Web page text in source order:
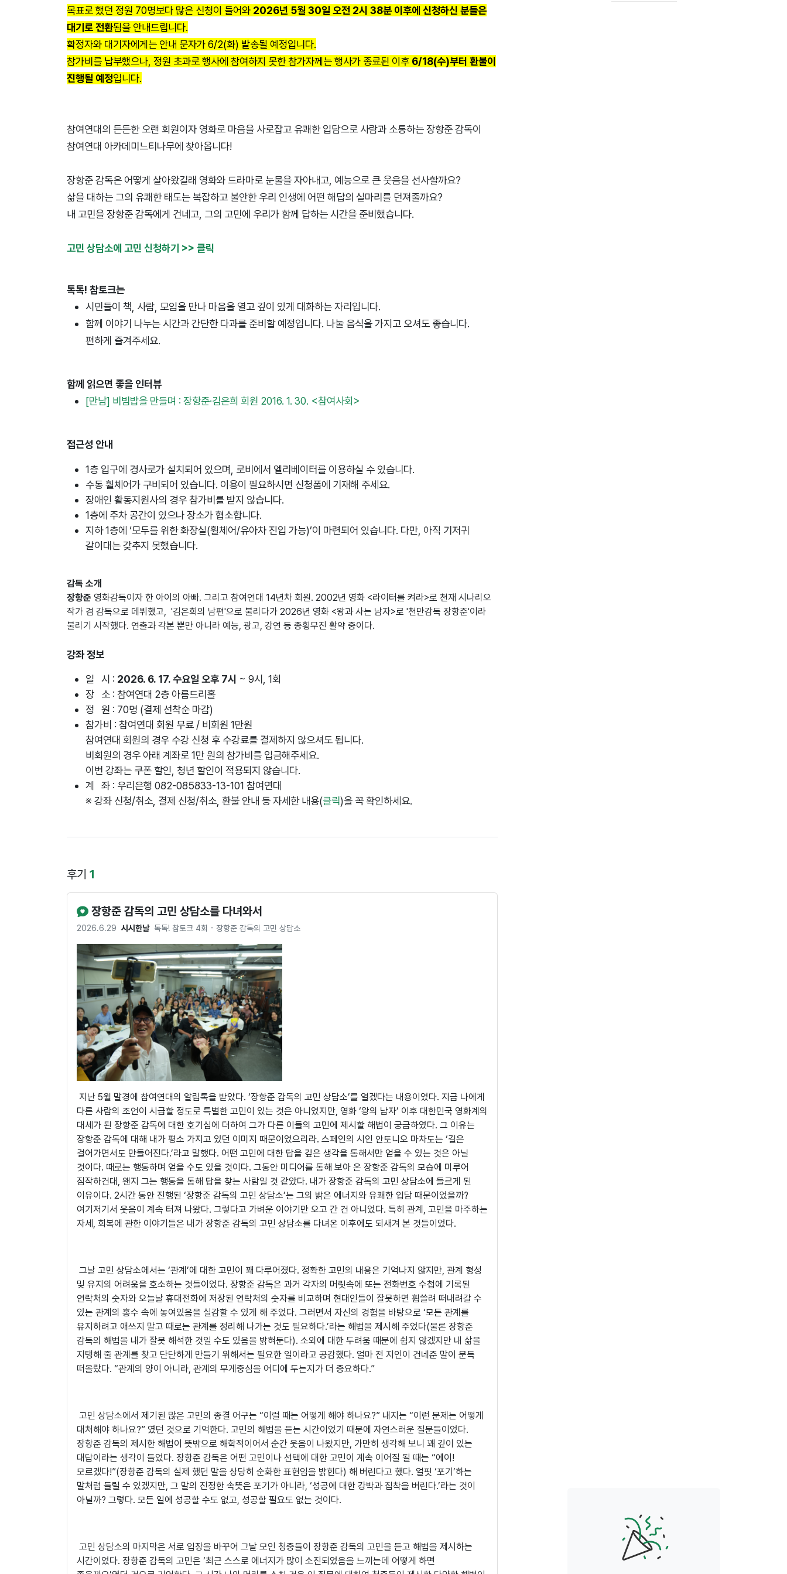
목표로 했던 정원 70명보다 많은 신청이 들어와 2026년 5월 30일 오전 2시 38분 이후에 신청하신 분들은
대기로 전환됨을 안내드립니다.
확정자와 대기자에게는 안내 문자가 6/2(화) 발송될 예정입니다.
참가비를 납부했으나, 정원 초과로 행사에 참여하지 못한 참가자께는 행사가 종료된 이후 6/18(수)부터 환불이
진행될 예정입니다.
참여연대의 든든한 오랜 회원이자 영화로 마음을 사로잡고 유쾌한 입담으로 사람과 소통하는 장항준 감독이
참여연대 아카데미느티나무에 찾아옵니다!
장항준 감독은 어떻게 살아왔길래 영화와 드라마로 눈물을 자아내고, 예능으로 큰 웃음을 선사할까요?
삶을 대하는 그의 유쾌한 태도는 복잡하고 불안한 우리 인생에 어떤 해답의 실마리를 던져줄까요?
내 고민을 장항준 감독에게 건네고, 그의 고민에 우리가 함께 답하는 시간을 준비했습니다.
고민 상담소에 고민 신청하기 >> 클릭
톡톡! 참토크는
시민들이 책, 사람, 모임을 만나 마음을 열고 깊이 있게 대화하는 자리입니다.
함께 이야기 나누는 시간과 간단한 다과를 준비할 예정입니다. 나눌 음식을 가지고 오셔도 좋습니다.
편하게 즐겨주세요.
함께 읽으면 좋을 인터뷰
[만남] 비빔밥을 만들며 : 장항준·김은희 회원 2016. 1. 30. <참여사회>
접근성 안내
1층 입구에 경사로가 설치되어 있으며, 로비에서 엘리베이터를 이용하실 수 있습니다.
수동 휠체어가 구비되어 있습니다. 이용이 필요하시면 신청폼에 기재해 주세요.
장애인 활동지원사의 경우 참가비를 받지 않습니다.
1층에 주차 공간이 있으나 장소가 협소합니다.
지하 1층에 ‘모두를 위한 화장실(휠체어/유아차 진입 가능)’이 마련되어 있습니다. 다만, 아직 기저귀
갈이대는 갖추지 못했습니다.
감독 소개
장항준 영화감독이자 한 아이의 아빠. 그리고 참여연대 14년차 회원. 2002년 영화 <라이터를 켜라>로 천재 시나리오
작가 겸 감독으로 데뷔했고, '김은희의 남편'으로 불리다가 2026년 영화 <왕과 사는 남자>로 '천만감독 장항준'이라
불리기 시작했다. 연출과 각본 뿐만 아니라 예능, 광고, 강연 등 종횡무진 활약 중이다.
강좌 정보
일 시 : 2026. 6. 17. 수요일 오후 7시 ~ 9시, 1회
장 소 : 참여연대 2층 아름드리홀
정 원 : 70명 (결제 선착순 마감)
참가비 : 참여연대 회원 무료 / 비회원 1만원
참여연대 회원의 경우 수강 신청 후 수강료를 결제하지 않으셔도 됩니다.
비회원의 경우 아래 계좌로 1만 원의 참가비를 입금해주세요.
이번 강좌는 쿠폰 할인, 청년 할인이 적용되지 않습니다.
계 좌 : 우리은행 082-085833-13-101 참여연대
※ 강좌 신청/취소, 결제 신청/취소, 환불 안내 등 자세한 내용(클릭)을 꼭 확인하세요.
후기 1
장항준 감독의 고민 상담소를 다녀와서
2026.6.29 시시한날 톡톡! 참토크 4회 - 장항준 감독의 고민 상담소
지난 5월 말경에 참여연대의 알림톡을 받았다. ‘장항준 감독의 고민 상담소’를 열겠다는 내용이었다. 지금 나에게
다른 사람의 조언이 시급할 정도로 특별한 고민이 있는 것은 아니었지만, 영화 ‘왕의 남자’ 이후 대한민국 영화계의
대세가 된 장항준 감독에 대한 호기심에 더하여 그가 다른 이들의 고민에 제시할 해법이 궁금하였다. 그 이유는
장항준 감독에 대해 내가 평소 가지고 있던 이미지 때문이었으리라. 스페인의 시인 안토니오 마차도는 ‘길은
걸어가면서도 만들어진다.’라고 말했다. 어떤 고민에 대한 답을 깊은 생각을 통해서만 얻을 수 있는 것은 아닐
것이다. 때로는 행동하며 얻을 수도 있을 것이다. 그동안 미디어를 통해 보아 온 장항준 감독의 모습에 미루어
짐작하건대, 왠지 그는 행동을 통해 답을 찾는 사람일 것 같았다. 내가 장항준 감독의 고민 상담소에 들르게 된
이유이다. 2시간 동안 진행된 ‘장항준 감독의 고민 상담소’는 그의 밝은 에너지와 유쾌한 입담 때문이었을까?
여기저기서 웃음이 계속 터져 나왔다. 그렇다고 가벼운 이야기만 오고 간 건 아니었다. 특히 관계, 고민을 마주하는
자세, 회복에 관한 이야기들은 내가 장항준 감독의 고민 상담소를 다녀온 이후에도 되새겨 본 것들이었다.
그날 고민 상담소에서는 ‘관계’에 대한 고민이 꽤 다루어졌다. 정확한 고민의 내용은 기억나지 않지만, 관계 형성
및 유지의 어려움을 호소하는 것들이었다. 장항준 감독은 과거 각자의 머릿속에 또는 전화번호 수첩에 기록된
연락처의 숫자와 오늘날 휴대전화에 저장된 연락처의 숫자를 비교하며 현대인들이 잘못하면 휩쓸려 떠내려갈 수
있는 관계의 홍수 속에 놓여있음을 실감할 수 있게 해 주었다. 그러면서 자신의 경험을 바탕으로 ‘모든 관계를
유지하려고 애쓰지 말고 때로는 관계를 정리해 나가는 것도 필요하다.’라는 해법을 제시해 주었다(물론 장항준
감독의 해법을 내가 잘못 해석한 것일 수도 있음을 밝혀둔다). 소외에 대한 두려움 때문에 쉽지 않겠지만 내 삶을
지탱해 줄 관계를 찾고 단단하게 만들기 위해서는 필요한 일이라고 공감했다. 얼마 전 지인이 건네준 말이 문득
떠올랐다. “관계의 양이 아니라, 관계의 무게중심을 어디에 두는지가 더 중요하다.”
고민 상담소에서 제기된 많은 고민의 종결 어구는 “이럴 때는 어떻게 해야 하나요?” 내지는 “이런 문제는 어떻게
대처해야 하나요?” 였던 것으로 기억한다. 고민의 해법을 듣는 시간이었기 때문에 자연스러운 질문들이었다.
장항준 감독의 제시한 해법이 뜻밖으로 해학적이어서 순간 웃음이 나왔지만, 가만히 생각해 보니 꽤 깊이 있는
대답이라는 생각이 들었다. 장항준 감독은 어떤 고민이나 선택에 대한 고민이 계속 이어질 될 때는 “에이!
모르겠다!”(장항준 감독의 실제 했던 말을 상당히 순화한 표현임을 밝힌다) 해 버린다고 했다. 얼핏 ‘포기’하는
말처럼 들릴 수 있겠지만, 그 말의 진정한 속뜻은 포기가 아니라, ‘성공에 대한 강박과 집착을 버린다.’라는 것이
아닐까? 그렇다. 모든 일에 성공할 수도 없고, 성공할 필요도 없는 것이다.
고민 상담소의 마지막은 서로 입장을 바꾸어 그날 모인 청중들이 장항준 감독의 고민을 듣고 해법을 제시하는
시간이었다. 장항준 감독의 고민은 ‘최근 스스로 에너지가 많이 소진되었음을 느끼는데 어떻게 하면